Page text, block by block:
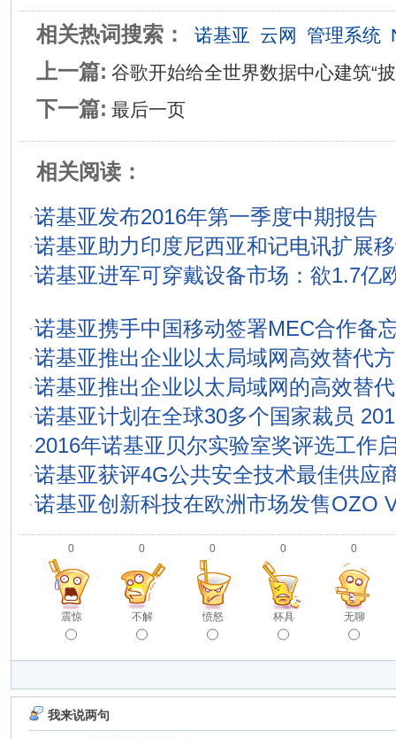
相关热词搜索： 诺基亚 云网 管理系统
上一篇: 谷歌开始给全世界数据中心建筑“
下一篇: 最后一页
相关阅读：
·诺基亚发布2016年第一季度中期报告
·诺基亚助力印度尼西亚和记电讯扩展
·诺基亚进军可穿戴设备市场：欲1.7亿
·诺基亚携手中国移动签署MEC合作备
·诺基亚推出企业以太局域网高效替代
·诺基亚推出企业以太局域网的高效替
·诺基亚计划在全球30多个国家裁员
·2016年诺基亚贝尔实验室奖评选工作
·诺基亚获评4G公共安全技术最佳供应
·诺基亚创新科技在欧洲市场发售OZO
0
震惊
0
不解
0
愤怒
0
杯具
0
无聊